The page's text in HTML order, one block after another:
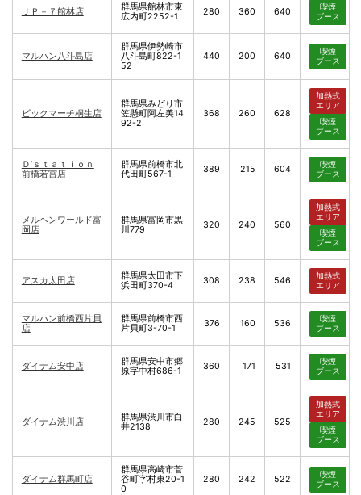
ＪＰ－７館林店
群馬県館林市東
広内町2252-1
280 360 640
喫煙
ブース
マルハン八斗島店
群馬県伊勢崎市
八斗島町822-1
52
440 200 640
喫煙
ブース
ビックマーチ桐生店
群馬県みどり市
笠懸町阿左美14
92-2
368 260 628
加熱式
エリア
喫煙
ブース
Ｄ’ｓｔａｔｉｏｎ
前橋若宮店
群馬県前橋市北
代田町567-1
389 215 604
喫煙
ブース
メルヘンワールド富
岡店
群馬県富岡市黒
川779
320 240 560
加熱式
エリア
喫煙
ブース
アスカ太田店
群馬県太田市下
浜田町370-4
308 238 546
加熱式
エリア
マルハン前橋西片貝
店
群馬県前橋市西
片貝町3-70-1
376 160 536
喫煙
ブース
ダイナム安中店
群馬県安中市郷
原字中村686-1
360 171 531
喫煙
ブース
ダイナム渋川店
群馬県渋川市白
井2138
280 245 525
加熱式
エリア
喫煙
ブース
ダイナム群馬町店
群馬県高崎市菅
谷町字村東20-1
0
280 242 522
喫煙
ブース